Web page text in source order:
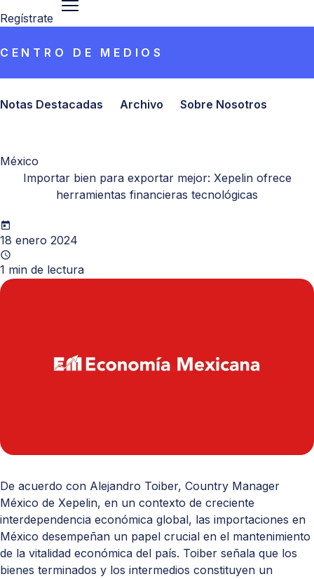
Regístrate
CENTRO DE MEDIOS
Notas Destacadas Archivo Sobre Nosotros
México
Importar bien para exportar mejor: Xepelin ofrece
herramientas financieras tecnológicas
18 enero 2024
1 min de lectura
De acuerdo con Alejandro Toiber, Country Manager
México de Xepelin, en un contexto de creciente
interdependencia económica global, las importaciones en
México desempeñan un papel crucial en el mantenimiento
de la vitalidad económica del país. Toiber señala que los
bienes terminados y los intermedios constituyen un